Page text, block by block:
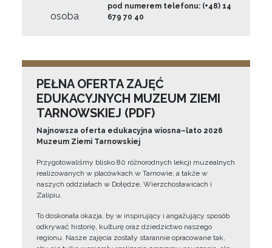
osoba
pod numerem telefonu: (+48) 14
679 70 40
PEŁNA OFERTA ZAJĘĆ
EDUKACYJNYCH MUZEUM ZIEMI
TARNOWSKIEJ (PDF)
Najnowsza oferta edukacyjna wiosna–lato 2026
Muzeum Ziemi Tarnowskiej
Przygotowaliśmy blisko 80 różnorodnych lekcji muzealnych
realizowanych w placówkach w Tarnowie, a także w
naszych oddziałach w Dołędze, Wierzchosławicach i
Zalipiu.
To doskonała okazja, by w inspirujący i angażujący sposób
odkrywać historię, kulturę oraz dziedzictwo naszego
regionu. Nasze zajęcia zostały starannie opracowane tak,